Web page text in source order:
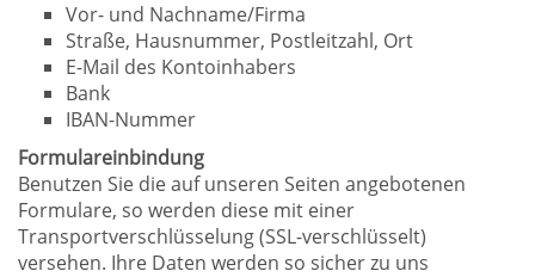
Vor- und Nachname/Firma
Straße, Hausnummer, Postleitzahl, Ort
E-Mail des Kontoinhabers
Bank
IBAN-Nummer
Formulareinbindung
Benutzen Sie die auf unseren Seiten angebotenen
Formulare, so werden diese mit einer
Transportverschlüsselung (SSL-verschlüsselt)
versehen. Ihre Daten werden so sicher zu uns